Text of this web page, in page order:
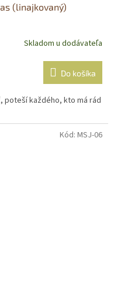
(linajkovaný)
Skladom u dodávateľa
Do košíka
každého, kto má rád
Kód: MSJ-06